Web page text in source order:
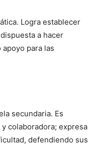
Logra establecer
a hacer
para las
secundaria. Es
colaboradora; expresa
defendiendo sus